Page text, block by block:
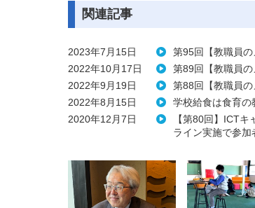
関連記事
2023年7月15日
第95回【教職員
2022年10月17日
第89回【教職員
2022年9月19日
第88回【教職員
2022年8月15日
学校給食は食育の
2020年12月7日
【第80回】ICT
ライン実施で参加